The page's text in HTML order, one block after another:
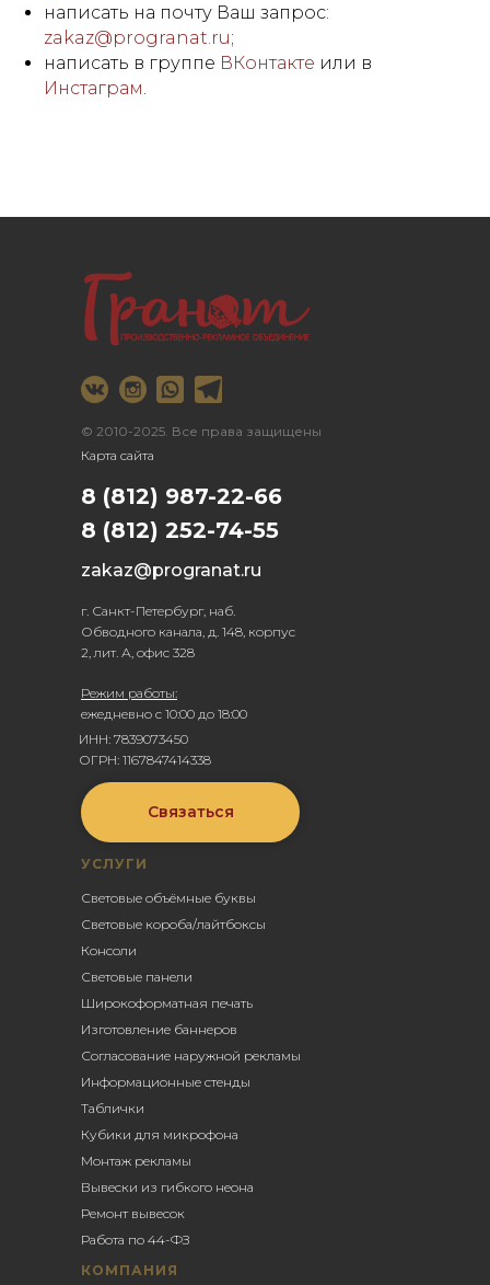
написать на почту Ваш запрос:
zakaz@progranat.ru;
написать в группе ВКонтакте или в
Инстаграм.
УСЛУГИ
Световые объёмные буквы
Световые короба/лайтбоксы
Консоли
Световые панели
Широкоформатная печать
Изготовление баннеров
Согласование наружной рекламы
Информационные стенды
Таблички
Кубики для микрофона
Монтаж рекламы
Вывески из гибкого неона
Ремонт вывесок
Работа по 44-ФЗ
КОМПАНИЯ
© 2010-2025. Все права защищены
Связаться
8 (812) 987-22-66
8 (812) 252-74-55
г. Санкт-Петербург, наб.
Обводного канала, д. 148, корпус
2, лит. А, офис 328
Режим работы:
ежедневно с 10:00 до 18:00
zakaz@progranat.ru
Карта сайта
ИНН: 7839073450
ОГРН: 1167847414338